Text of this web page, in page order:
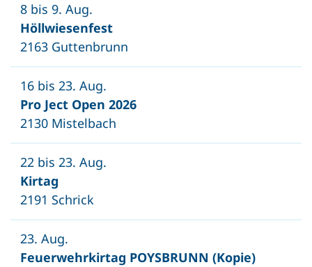
8 bis 9. Aug.
Höllwiesenfest
2163 Guttenbrunn
16 bis 23. Aug.
Pro Ject Open 2026
2130 Mistelbach
22 bis 23. Aug.
Kirtag
2191 Schrick
23. Aug.
Feuerwehrkirtag POYSBRUNN (Kopie)